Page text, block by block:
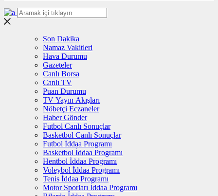
Son Dakika
Namaz Vakitleri
Hava Durumu
Gazeteler
Canlı Borsa
Canlı TV
Puan Durumu
TV Yayın Akışları
Nöbetçi Eczaneler
Haber Gönder
Futbol Canlı Sonuçlar
Basketbol Canlı Sonuçlar
Futbol İddaa Programı
Basketbol İddaa Programı
Hentbol İddaa Programı
Voleybol İddaa Programı
Tenis İddaa Programı
Motor Sporları İddaa Programı